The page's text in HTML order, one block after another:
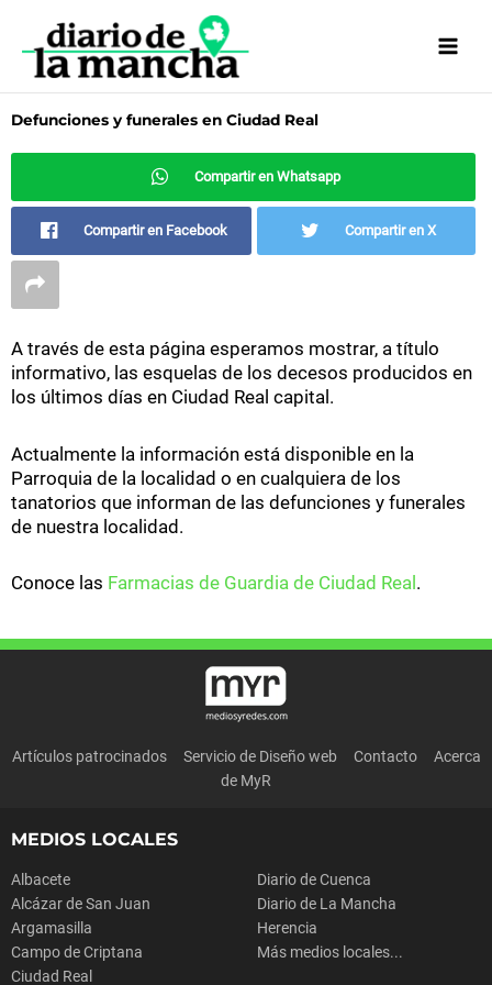
contenido
Defunciones y funerales en Ciudad Real
Compartir en Whatsapp
Compartir en Facebook Compartir en X
A través de esta página esperamos mostrar, a título
informativo, las esquelas de los decesos producidos en
los últimos días en Ciudad Real capital.
Actualmente la información está disponible en la
Parroquia de la localidad o en cualquiera de los
tanatorios que informan de las defunciones y funerales
de nuestra localidad.
Conoce las Farmacias de Guardia de Ciudad Real .
Artículos patrocinados Servicio de Diseño web Contacto
Acerca
de MyR
MEDIOS LOCALES
Albacete
Alcázar de San Juan
Argamasilla
Campo de Criptana
Ciudad Real
Diario de Cuenca
Diario de La Mancha
Herencia
Más medios locales...